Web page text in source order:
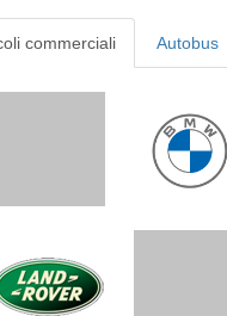
commerciali Autobus